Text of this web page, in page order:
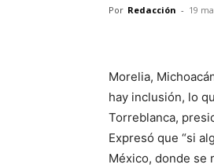
Por Redacción - 19
Morelia,
hay inclusión, lo
Torreblanca,
Expresó que “si
México, donde se